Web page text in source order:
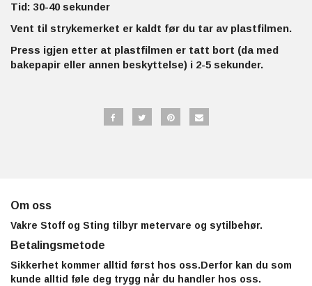
Tid: 30-40 sekunder
Vent til strykemerket er kaldt før du tar av plastfilmen.
Press igjen etter at plastfilmen er tatt bort (da med
bakepapir eller annen beskyttelse) i 2-5 sekunder.
Om oss
Vakre Stoff og Sting tilbyr metervare og sytilbehør.
Betalingsmetode
Sikkerhet kommer alltid først hos oss.Derfor kan du som
kunde alltid føle deg trygg når du handler hos oss.